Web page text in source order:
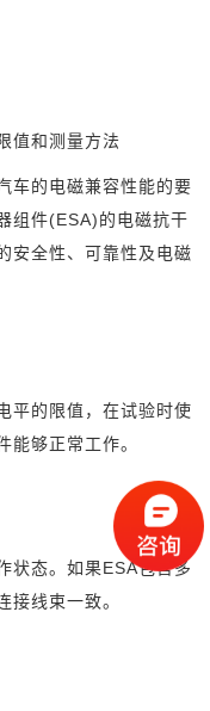
值和测量方法
车的电磁兼容性能的要
组件(ESA)的电磁抗干
安全性、可靠性及电磁
平的限值，在试验时使
能够正常工作。
状态。如果ESA包含多
接线束一致。